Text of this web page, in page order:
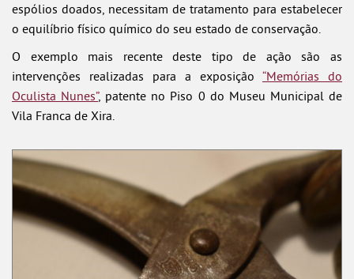
espólios doados, necessitam de tratamento para estabelecer
o equilíbrio físico químico do seu estado de conservação.
O exemplo mais recente deste tipo de ação são as
intervenções realizadas para a exposição “Memórias do
Oculista Nunes”, patente no Piso 0 do Museu Municipal de
Vila Franca de Xira.